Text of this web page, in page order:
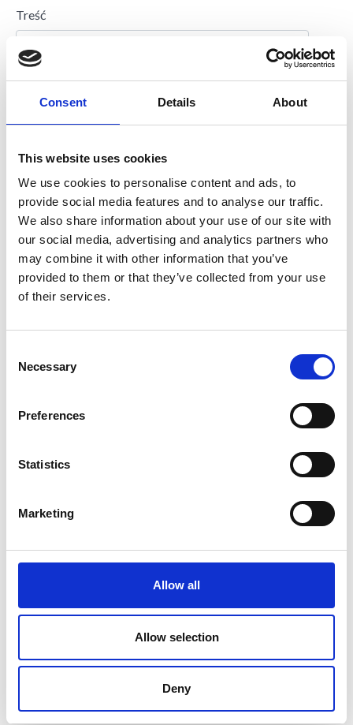
Consent Details About
This website uses cookies
We use cookies to personalise content and ads, to
provide social media features and to analyse our traffic.
We also share information about your use of our site with
our social media, advertising and analytics partners who
may combine it with other information that you’ve
provided to them or that they’ve collected from your use
of their services.
Selection
Necessary
Preferences
Statistics
Marketing
Allow all
Allow selection
Deny
Treść
Recaptcha
Services sp. z o.o. moich danych osobowych
potrzeby realizacji przesłanego zgłoszenia.
Autopay Services sp. z o.o.
ul. Powstańców Warszawy 19
58 888 20 05
info@bluepartner.eu
Zarejestrowana w rejestrze przedsiębiorców Krajowego